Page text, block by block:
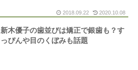
2018.09.22 2020.10.08
新木優子の歯並びは矯正で銀歯も？す
っぴんや目のくぼみも話題